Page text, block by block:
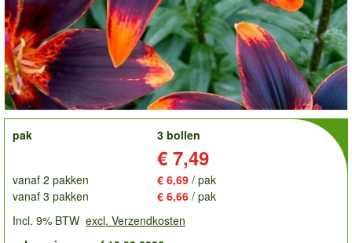
order
pak
3 bollen
€ 7,49
vanaf 2 pakken € 6,69 / pak
vanaf 3 pakken
€ 6,66 / pak
Incl. 9% BTW excl. Verzendkosten